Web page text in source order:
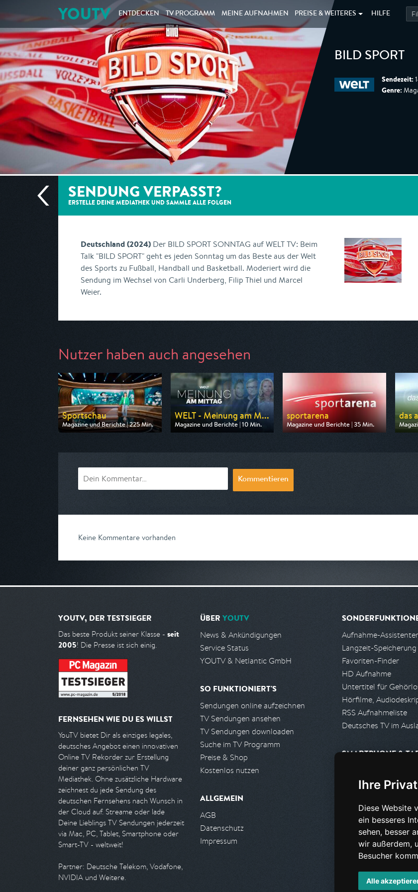
Ihre
Diese Website
ein besseres
sehen, besser
wir außerdem,
Besucher
Alle
YOUTV ENTDECKEN TV PROGRAMM MEINE AUFNAHMEN PREISE & WEITERES HILFE
BILD SPORT
Sendezeit:
Genre:
SENDUNG VERPASST?
ERSTELLE DEINE MEDIATHEK UND SAMMLE ALLE FOLGEN
Deutschland (2024) Der BILD SPORT SONNTAG auf WELT TV: Beim
Talk "BILD SPORT" geht es jeden Sonntag um das Beste aus der Welt
des Sports zu Fußball, Handball und Basketball. Moderiert wird die
Sendung im Wechsel von Carli Underberg, Filip Thiel und Marcel
Weier.
Nutzer haben auch angesehen
Sportschau
Magazine und Berichte | 225 Min.
Ausgestrahlt von ARD
WELT - Meinung am M...
Magazine und Berichte | 10 Min.
Ausgestrahlt von WELT
sportarena
Magazine und Berichte | 35 Min.
Ausgestrahlt von SR Fernsehen
das
Kommentieren
Keine Kommentare vorhanden
YOUTV, DER TESTSIEGER
Das beste Produkt seiner Klasse - seit
2005! Die Presse ist sich einig.
FERNSEHEN WIE DU ES WILLST
YouTV bietet Dir als einziges legales,
deutsches Angebot einen innovativen
Online TV Rekorder zur Erstellung
deiner ganz persönlichen TV
Mediathek. Ohne zusätzliche Hardware
zeichnest du jede Sendung des
deutschen Fernsehens nach Wunsch in
der Cloud auf. Streame oder lade
Deine Lieblings TV Sendungen jederzeit
via Mac, PC, Tablet, Smartphone oder
Smart-TV - weltweit!
Partner: Deutsche Telekom, Vodafone,
NVIDIA und Weitere.
ÜBER YOUTV
News & Ankündigungen
Service Status
YOUTV & Netlantic GmbH
SO FUNKTIONIERT'S
Sendungen online aufzeichnen
TV Sendungen ansehen
TV Sendungen downloaden
Suche im TV Programm
Preise & Shop
Kostenlos nutzen
ALLGEMEIN
AGB
Datenschutz
Impressum
Aufnahme-
Langzeit-Speicherung
Favoriten-Finder
HD Aufnahme
Untertitel für
Hörfilme,
RSS Aufnahmeliste
Deutsches TV im
SMARTPHONE &
Android App
PARTNER
Partnerliste
Partner werden